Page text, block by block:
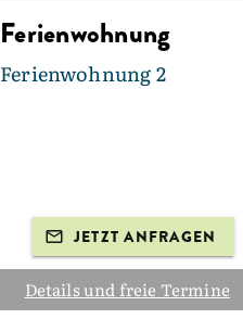
Ferienwohnung
Ferienwohnung 2
JETZT ANFRAGEN
Details und freie Termine